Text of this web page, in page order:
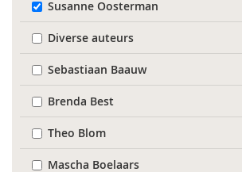
Susanne Oosterman
Diverse auteurs
Sebastiaan Baauw
Brenda Best
Theo Blom
Mascha Boelaars